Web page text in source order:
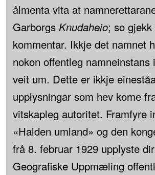
ålmenta vita at
Garborgs Knudaheio; so gjekk
kommentar. Ikkje det namnet
nokon offentleg
veit um. Dette er ikkje
upplysningar som hev kome
vitskapleg autoritet. Framfyre
«Halden umland» og den
frå 8. februar 1929 upplyste
Geografiske Uppmæling